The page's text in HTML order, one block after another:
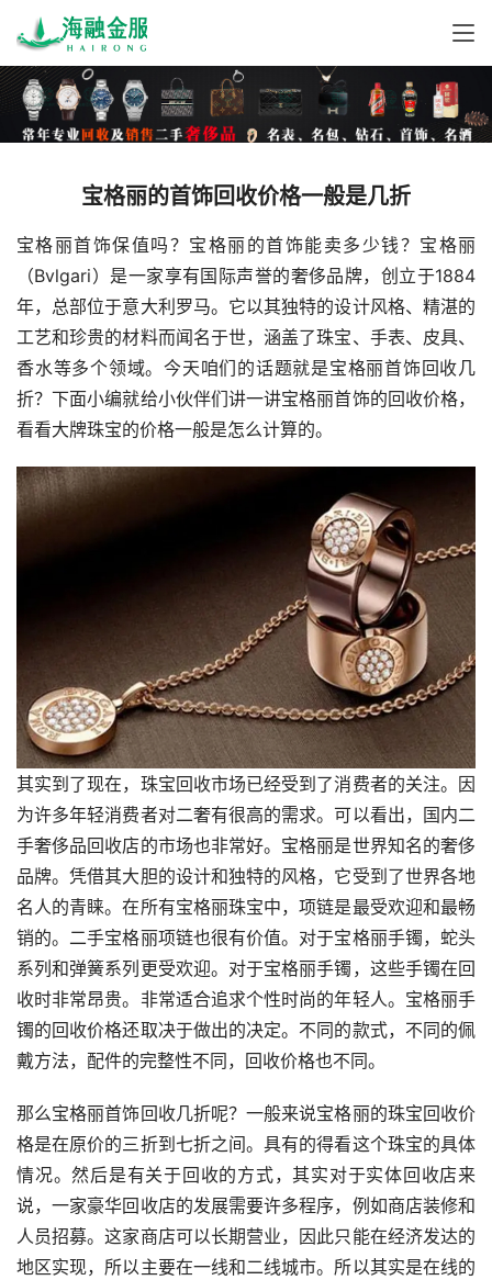
宝格丽的首饰回收价格一般是几折
宝格丽首饰保值吗？宝格丽的首饰能卖多少钱？宝格丽
（Bvlgari）是一家享有国际声誉的奢侈品牌，创立于1884
年，总部位于意大利罗马。它以其独特的设计风格、精湛的
工艺和珍贵的材料而闻名于世，涵盖了珠宝、手表、皮具、
香水等多个领域。今天咱们的话题就是宝格丽首饰回收几
折？下面小编就给小伙伴们讲一讲宝格丽首饰的回收价格，
看看大牌珠宝的价格一般是怎么计算的。
其实到了现在，珠宝回收市场已经受到了消费者的关注。因
为许多年轻消费者对二奢有很高的需求。可以看出，国内二
手奢侈品回收店的市场也非常好。宝格丽是世界知名的奢侈
品牌。凭借其大胆的设计和独特的风格，它受到了世界各地
名人的青睐。在所有宝格丽珠宝中，项链是最受欢迎和最畅
销的。二手宝格丽项链也很有价值。对于宝格丽手镯，蛇头
系列和弹簧系列更受欢迎。对于宝格丽手镯，这些手镯在回
收时非常昂贵。非常适合追求个性时尚的年轻人。宝格丽手
镯的回收价格还取决于做出的决定。不同的款式，不同的佩
戴方法，配件的完整性不同，回收价格也不同。
那么宝格丽首饰回收几折呢？一般来说宝格丽的珠宝回收价
格是在原价的三折到七折之间。具有的得看这个珠宝的具体
情况。然后是有关于回收的方式，其实对于实体回收店来
说，一家豪华回收店的发展需要许多程序，例如商店装修和
人员招募。这家商店可以长期营业，因此只能在经济发达的
地区实现，所以主要在一线和二线城市。所以其实是在线的